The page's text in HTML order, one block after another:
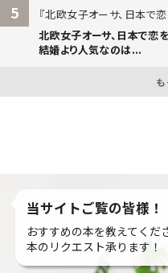
5
北欧女子オーサ、日本で恋
北欧女子オーサ、日本で恋
結婚より人気なのは...
当サイトご覧の皆様！
おすすめの本を教えてくだ
本のリクエスト承ります！